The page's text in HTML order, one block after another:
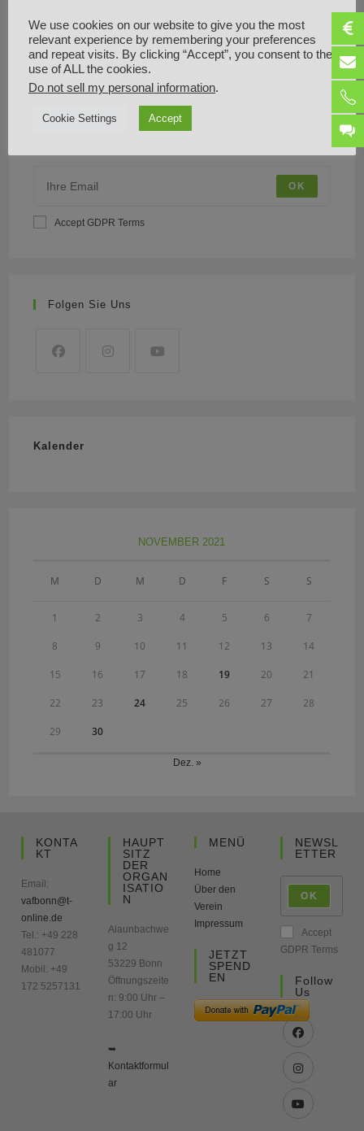
Keine Kommentare vorhanden.
Abonniere unseren Newsletter und erhalte mehrmals im Monat
OK
Accept GDPR Terms
Folgen Sie Uns
Kalender
NOVEMBER 2021
M D M D F S S
1 2 3 4 5 6 7
8 9 10 11 12 13 14
15 16 17 18 19 20 21
22 23 24 25 26 27 28
29 30
Dez. »
KONTA
KT
Email:
vafbonn@t-
online.de
Tel.: +49 228
481077
Mobil: +49
172 5257131
HAUPT
SITZ
DER
ORGAN
ISATIO
N
Alaunbachwe
g 12
53229 Bonn
Öffnungszeite
n: 9:00 Uhr –
17:00 Uhr
➥
Kontaktformul
ar
MENÜ
Home
Über den
Verein
Impressum
JETZT
SPEND
EN
NEWSL
ETTER
OK
Accept
GDPR Terms
Follow
Us
We use cookies on our website to give you the most
relevant experience by remembering your preferences
and repeat visits. By clicking “Accept”, you consent to the
use of ALL the cookies.
Do not sell my personal information.
Cookie Settings Accept